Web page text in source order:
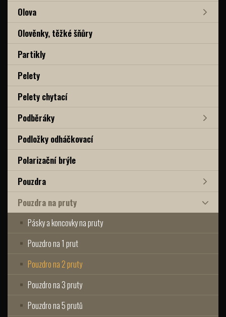
Olova
Olověnky, těžké šňůry
Partikly
Pelety
Pelety chytací
Podběráky
Podložky odháčkovací
Polarizační brýle
Pouzdra
Pouzdra na pruty
Pásky a koncovky na pruty
Pouzdro na 1 prut
Pouzdro na 2 pruty
Pouzdro na 3 pruty
Pouzdro na 5 prutů